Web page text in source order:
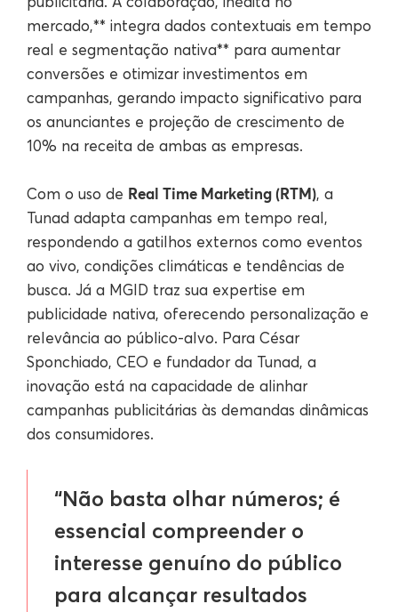
mercado,** integra dados contextuais em tempo
real e segmentação nativa** para aumentar
conversões e otimizar investimentos em
campanhas, gerando impacto significativo para
os anunciantes e projeção de crescimento de
10% na receita de ambas as empresas.
Com o uso de Real Time Marketing (RTM), a
Tunad adapta campanhas em tempo real,
respondendo a gatilhos externos como eventos
ao vivo, condições climáticas e tendências de
busca. Já a MGID traz sua expertise em
publicidade nativa, oferecendo personalização e
relevância ao público-alvo. Para César
Sponchiado, CEO e fundador da Tunad, a
inovação está na capacidade de alinhar
campanhas publicitárias às demandas dinâmicas
dos consumidores.
“Não basta olhar números; é
essencial compreender o
interesse genuíno do público
para alcançar resultados